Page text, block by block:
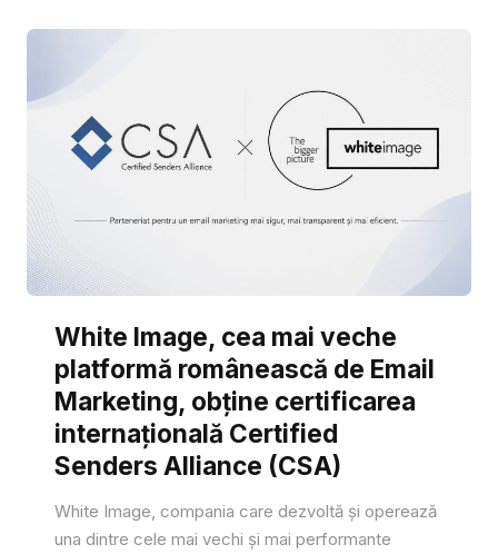
White Image, cea mai veche
platformă românească de Email
Marketing, obține certificarea
internațională Certified
Senders Alliance (CSA)
White Image, compania care dezvoltă și operează
una dintre cele mai vechi și mai performante